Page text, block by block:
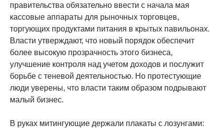
правительства обязательно ввести с начала мая
кассовые аппараты для рыночных торговцев,
торгующих продуктами питания в крытых павильонах.
Власти утверждают, что новый порядок обеспечит
более высокую прозрачность этого бизнеса,
улучшение контроля над учетом доходов и послужит
борьбе с теневой деятельностью. Но протестующие
люди уверены, что власти таким образом подрывают
малый бизнес.
В руках митингующие держали плакаты с лозунгами: